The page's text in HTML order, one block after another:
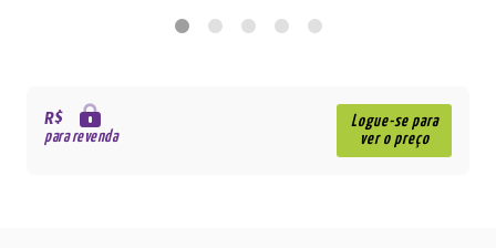
R$
para revenda
Logue-se para
ver o preço